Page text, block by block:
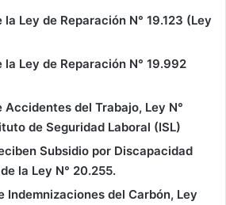
la Ley de Reparación N° 19.123 (Ley
la Ley de Reparación N° 19.992
Accidentes del Trabajo, Ley N°
de Seguridad Laboral (ISL)
Subsidio por Discapacidad
la Ley N° 20.255.
Indemnizaciones del Carbón, Ley